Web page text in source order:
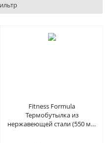
Fitness Formula
Термобутылка из
нержавеющей стали (550 мл)